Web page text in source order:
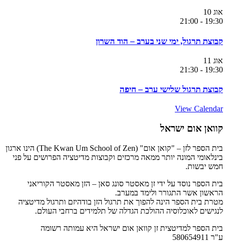
אוג 10
19:30
-
21:00
קבוצת תרגול, ימי שני בערב – הוד השרון
אוג 11
19:30
-
21:30
קבוצת תרגול שלישי ערב – חיפה
View Calendar
קוואן אום ישראל
בית הספר לזן – "קואן אום" (The Kwan Um School of Zen) הינו ארגון
בינלאומי המונה יותר ממאה מרכזים וקבוצות מדיטציה הפרושים על פני
חמש יבשות.
בית הספר נוסד על ידי זן מאסטר סונג סאן – הזן מאסטר הקוריאני
הראשון אשר התגורר ולימד במערב.
מטרת בית הספר הינה להפוך את תרגול הזן בודהיזם ותרגול מדיטציה
לנגישים לאוכלוסיה ההולכת הגדלה של תלמידים ברחבי העולם.
בית הספר למדיטצית זן קוואן אום ישראל היא עמותה רשומה
ע"ר 580654911